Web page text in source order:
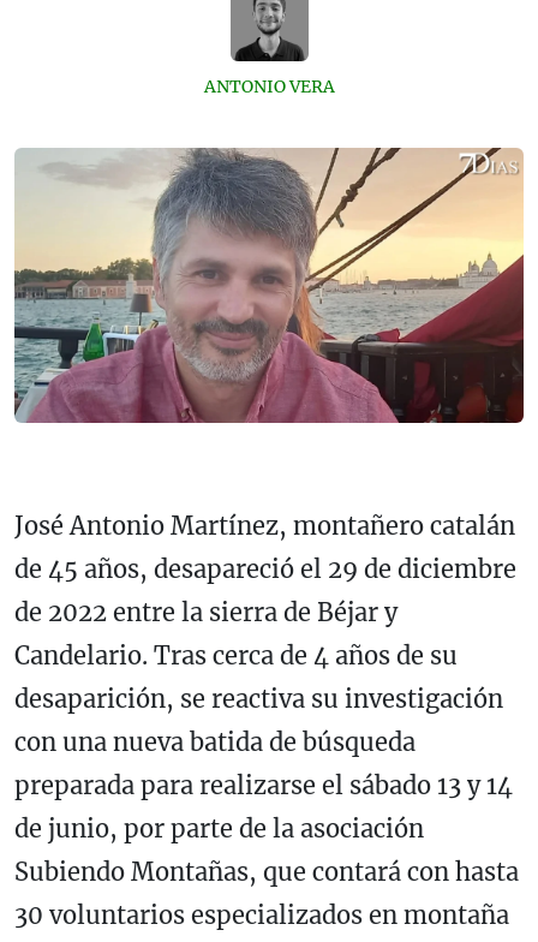
ANTONIO VERA
José Antonio Martínez, montañero catalán
de 45 años, desapareció el 29 de diciembre
de 2022 entre la sierra de Béjar y
Candelario. Tras cerca de 4 años de su
desaparición, se reactiva su investigación
con una nueva batida de búsqueda
preparada para realizarse el sábado 13 y 14
de junio, por parte de la asociación
Subiendo Montañas, que contará con hasta
30 voluntarios especializados en montaña